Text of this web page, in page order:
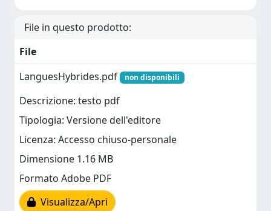
File in questo prodotto:
File
LanguesHybrides.pdf
non disponibili
Descrizione: testo pdf
Tipologia: Versione dell'editore
Licenza: Accesso chiuso-personale
Dimensione 1.16 MB
Formato Adobe PDF
Visualizza/Apri